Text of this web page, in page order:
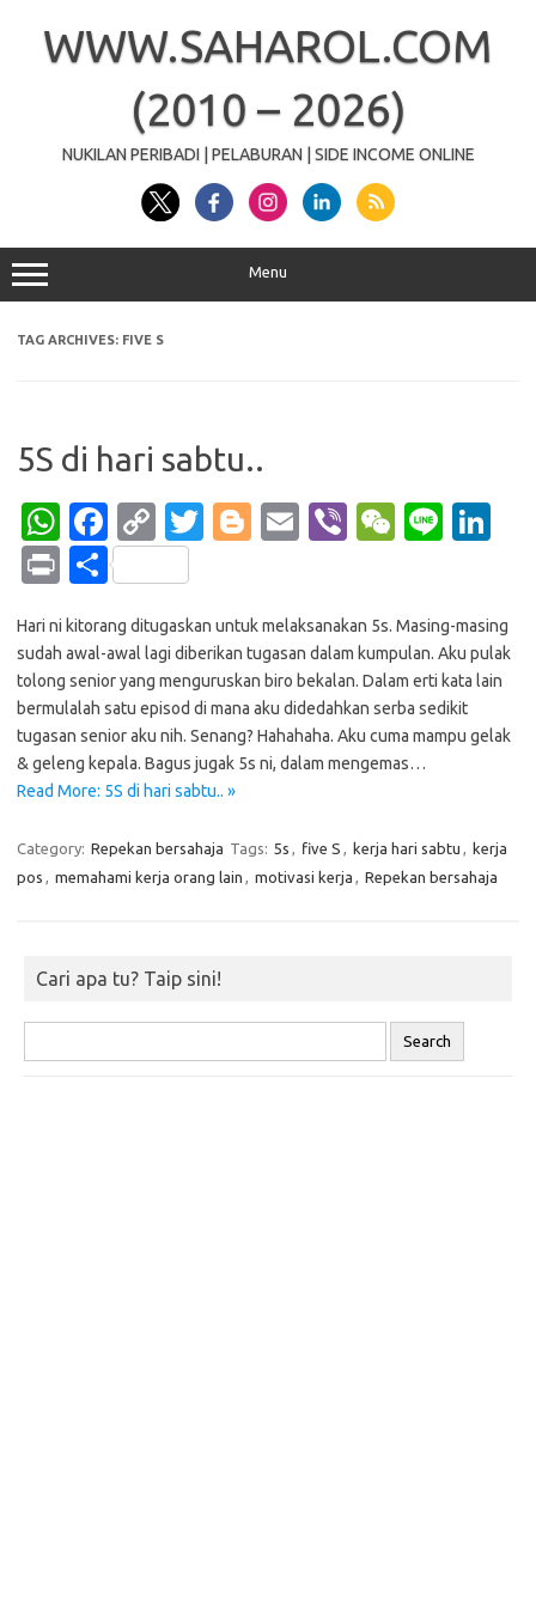
contentWWW.SAHAROL.COM
(2010 – 2026)
NUKILAN PERIBADI | PELABURAN | SIDE INCOME ONLINE
Menu
TAG ARCHIVES: FIVE S
5S di hari sabtu..
W
h
at
s
A
p
p
Fa
c
e
b
o
o
k
C
o
p
y
Li
n
k
T
te
r
Bl
g
er
E
Vi
W
h
at
Li
e
dI
Pr
t
S
ar
e
Hari ni kitorang ditugaskan untuk melaksanakan 5s. Masing-masing
sudah awal-awal lagi diberikan tugasan dalam kumpulan. Aku pulak
tolong senior yang menguruskan biro bekalan. Dalam erti kata lain
bermulalah satu episod di mana aku didedahkan serba sedikit
tugasan senior aku nih. Senang? Hahahaha. Aku cuma mampu gelak
& geleng kepala. Bagus jugak 5s ni, dalam mengemas…
Read More: 5S di hari sabtu.. »
Category: Repekan bersahaja Tags: 5s , five S , kerja hari sabtu , kerja
pos , memahami kerja orang lain , motivasi kerja , Repekan bersahaja
Cari apa tu? Taip sini!